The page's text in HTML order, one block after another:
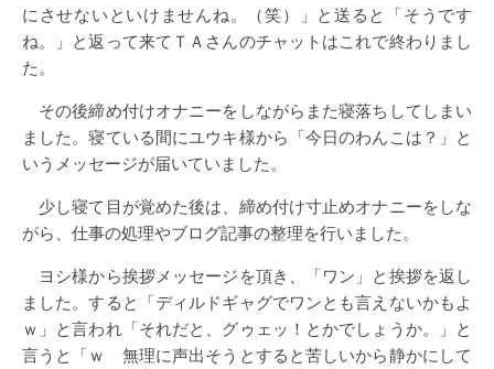
にさせないといけませんね。（笑）」と送ると「そうです
ね。」と返って来てＴＡさんのチャットはこれで終わりまし
た。
その後締め付けオナニーをしながらまた寝落ちしてしまい
ました。寝ている間にユウキ様から「今日のわんこは？」と
いうメッセージが届いていました。
少し寝て目が覚めた後は、締め付け寸止めオナニーをしな
がら、仕事の処理やブログ記事の整理を行いました。
ヨシ様から挨拶メッセージを頂き、「ワン」と挨拶を返し
ました。すると「ディルドギャグでワンとも言えないかもよ
ｗ」と言われ「それだと、グゥェッ！とかでしょうか。」と
言うと「ｗ 無理に声出そうとすると苦しいから静かにして